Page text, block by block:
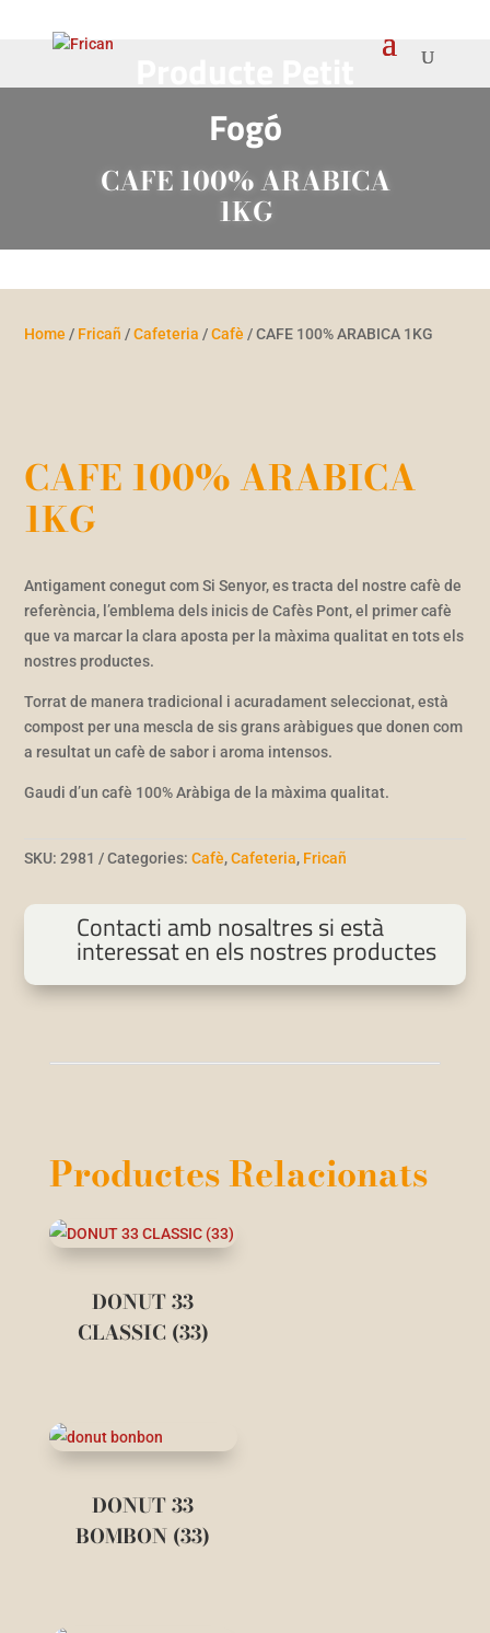
Fogó
CAFE 100% ARABICA
1KG
Home / Fricañ /Cafeteria /Cafè / CAFE 100% ARABICA 1KG
CAFE 100% ARABICA
1KG
Antigament conegut com Si Senyor, es tracta del nostre cafè de
referència, l’emblema dels inicis de Cafès Pont, el primer cafè
que va marcar la clara aposta per la màxima qualitat en tots els
nostres productes.
Torrat de manera tradicional i acuradament seleccionat, està
compost per una mescla de sis grans aràbigues que donen com
a resultat un cafè de sabor i aroma intensos.
Gaudi d’un cafè 100% Aràbiga de la màxima qualitat.
SKU:2981 Categories:Cafè,Cafeteria, Fricañ
Contacti amb nosaltres si està
interessat en els nostres productes
Productes Relacionats
DONUT 33
CLASSIC (33)
DONUT 33
BOMBON (33)